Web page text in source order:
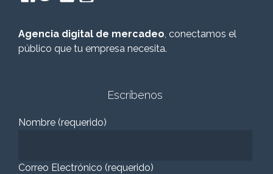
Agencia digital de mercadeo, conectamos el
público que tu empresa necesita.
Escríbenos
Nombre (requerido)
Correo Electrónico (requerido)